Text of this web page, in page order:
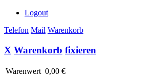
Logout
Telefon Mail Warenkorb
X Warenkorb fixieren
Warenwert 0,00 €